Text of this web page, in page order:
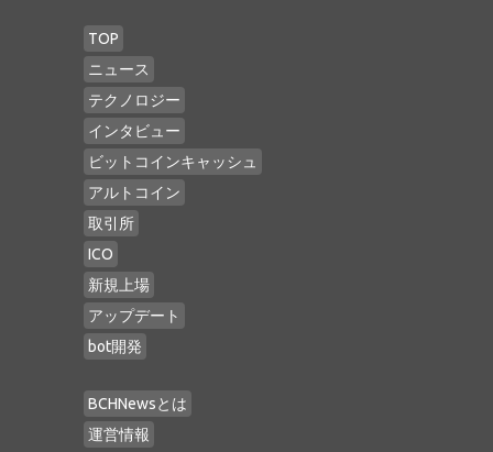
TOP
ニュース
テクノロジー
インタビュー
ビットコインキャッシュ
アルトコイン
取引所
ICO
新規上場
アップデート
bot開発
BCHNewsとは
運営情報